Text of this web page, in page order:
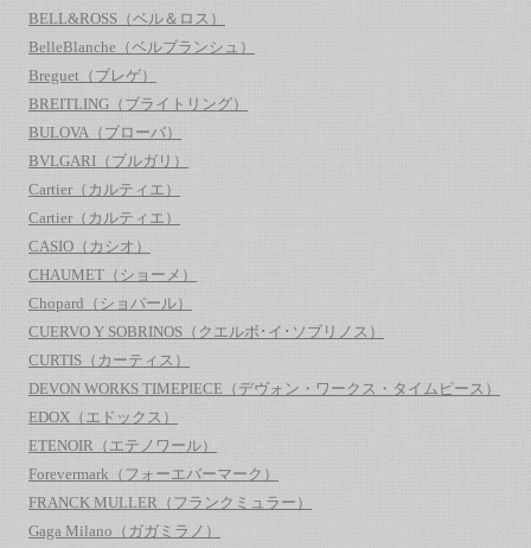
BELL&ROSS（ベル＆ロス）
BelleBlanche（ベルブランシュ）
Breguet（ブレゲ）
BREITLING（ブライトリング）
BULOVA（ブローバ）
BVLGARI（ブルガリ）
Cartier（カルティエ）
Cartier（カルティエ）
CASIO（カシオ）
CHAUMET（ショーメ）
Chopard（ショパール）
CUERVO Y SOBRINOS（クエルボ･イ･ソブリノス）
CURTIS（カーティス）
DEVON WORKS TIMEPIECE（デヴォン・ワークス・タイムピース）
EDOX（エドックス）
ETENOIR（エテノワール）
Forevermark（フォーエバーマーク）
FRANCK MULLER（フランクミュラー）
Gaga Milano（ガガミラノ）